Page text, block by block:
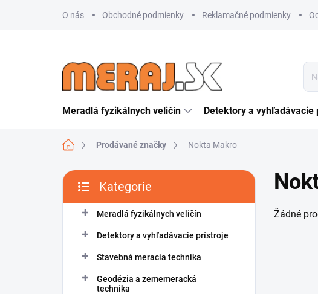
O nás Obchodné podmienky Reklamačné podmienky
Meradlá fyzikálnych veličín Detektory a vyhľadávacie
Domů Prodávané značky Nokta Makro
P
s
kategorie
Kategorie
Meradlá fyzikálnych veličín
Detektory a vyhľadávacie prístroje
Stavebná meracia technika
Geodézia a zememeracká
technika
Žádné